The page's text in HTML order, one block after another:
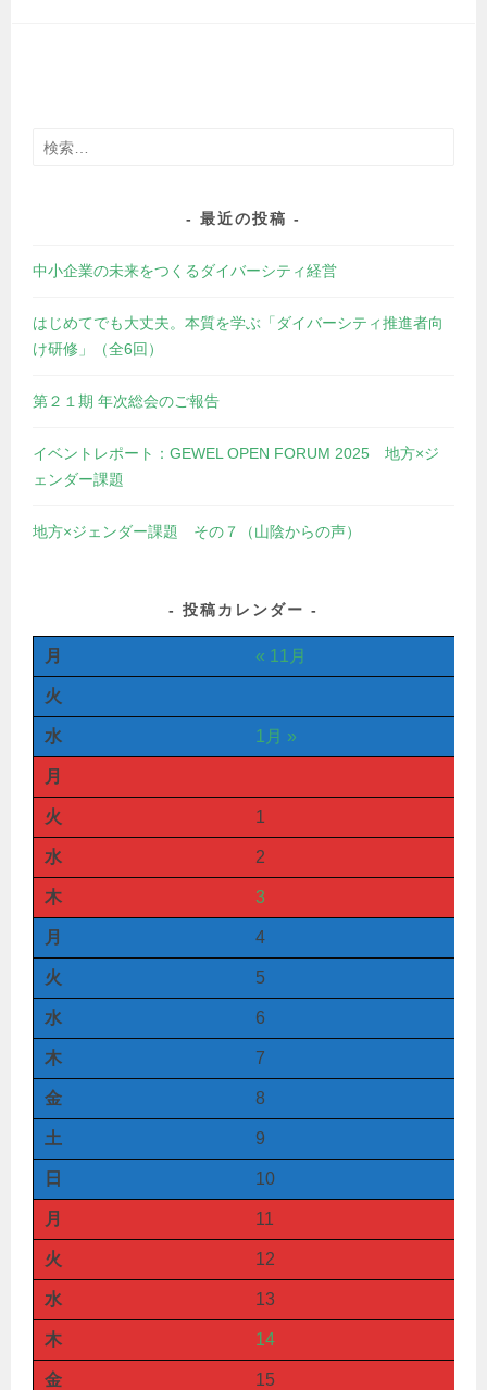
検
最近の投稿
中小企業の未来をつくるダイバーシティ経営
はじめてでも大丈夫。本質を学ぶ「ダイバーシティ推進者向
け研修」（全6回）
第２１期 年次総会のご報告
イベントレポート：GEWEL OPEN FORUM 2025 地方×ジ
ェンダー課題
地方×ジェンダー課題 その７（山陰からの声）
投稿カレンダー
月 « 11月
火
水 1月 »
月
火 1
水 2
木 3
月 4
火 5
水 6
木 7
金 8
土 9
日 10
月 11
火 12
水 13
木 14
金 15